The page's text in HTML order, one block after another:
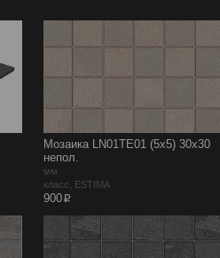
Мозаика LN01TE01 (5х5) 30x30
непол.
мм
класс, ESTIMA
900p